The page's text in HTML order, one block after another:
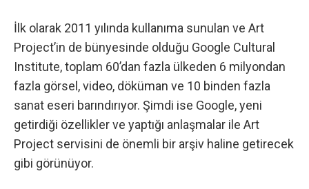
İlk olarak 2011 yılında kullanıma sunulan ve Art
Project’in de bünyesinde olduğu Google Cultural
Institute, toplam 60’dan fazla ülkeden 6 milyondan
fazla görsel, video, döküman ve 10 binden fazla
sanat eseri barındırıyor. Şimdi ise Google, yeni
getirdiği özellikler ve yaptığı anlaşmalar ile Art
Project servisini de önemli bir arşiv haline getirecek
gibi görünüyor.